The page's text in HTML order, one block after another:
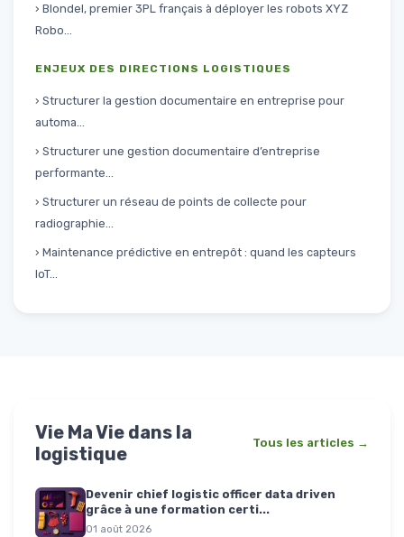
› Blondel, premier 3PL français à déployer les robots XYZ
Robo...
ENJEUX DES DIRECTIONS LOGISTIQUES
› Structurer la gestion documentaire en entreprise pour
automa...
› Structurer une gestion documentaire d’entreprise
performante...
› Structurer un réseau de points de collecte pour
radiographie...
› Maintenance prédictive en entrepôt : quand les capteurs
IoT...
Vie Ma Vie dans la
logistique
Tous les articles →
Devenir chief logistic officer data driven
grâce à une formation certi...
01 août 2026